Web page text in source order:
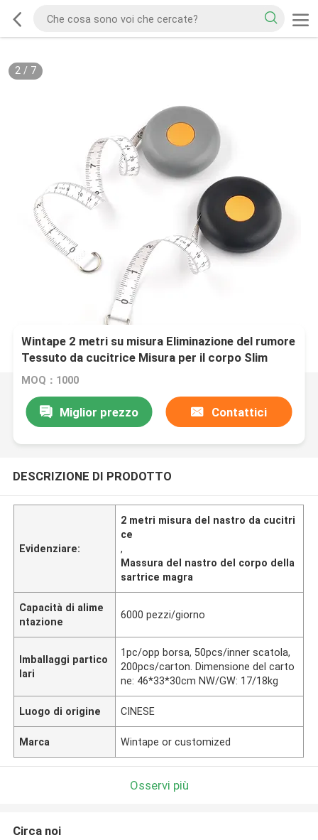
2/ 7
Wintape 2 metri su misura Eliminazione del rumore
Tessuto da cucitrice Misura per il corpo Slim
Dispositivo di misura del fitness
MOQ：1000
Miglior prezzo Contattici
DESCRIZIONE DI PRODOTTO
Evidenziare:
2 metri misura del nastro da cucitri
ce
,
Massura del nastro del corpo della
sartrice magra
Capacità di alime
ntazione
6000 pezzi/giorno
Imballaggi partico
lari
1pc/opp borsa, 50pcs/inner scatola,
200pcs/carton. Dimensione del carto
ne: 46*33*30cm NW/GW: 17/18kg
Luogo di origine CINESE
Marca Wintape or customized
Osservi più
Circa noi